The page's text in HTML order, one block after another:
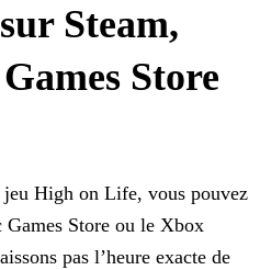
Steam,
Store
jeu High on Life, vous pouvez
Games Store ou le Xbox
pas l’heure exacte de